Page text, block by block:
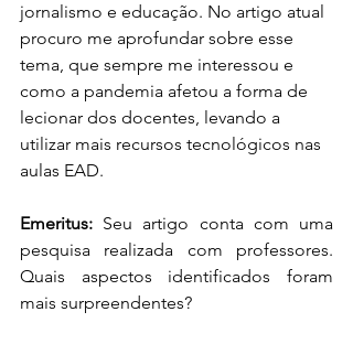
jornalismo e educação. No artigo atual
procuro me aprofundar sobre esse
tema, que sempre me interessou e
como a pandemia afetou a forma de
lecionar dos docentes, levando a
utilizar mais recursos tecnológicos nas
aulas EAD.
Emeritus: Seu artigo conta com uma
pesquisa realizada com professores.
Quais aspectos identificados foram
mais surpreendentes?